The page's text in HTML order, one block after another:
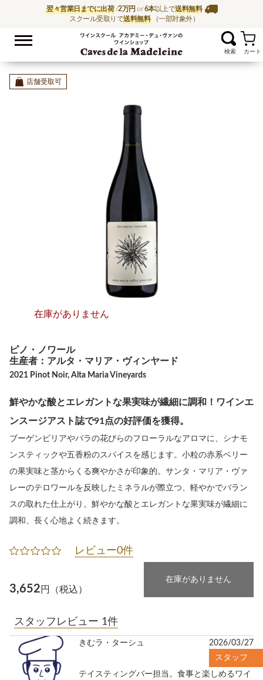
翌々営業日までに出荷/2万円 or6本以上で送料無料
スクール受取りで送料無料 （一部対象外）
ワイン通販ならワイ
お気に入
店舗受取可
在庫がありません
ピノ・ノワール
生産者：アルタ・マリア・ヴィンヤード
2021 Pinot Noir, Alta Maria Vineyards
鮮やかな酸とエレガントな果実味が繊細に調和！ワインエ
ンスージアスト誌で91点の好評価を獲得。
ブーゲンビリアやバラの花びらのフローラルなアロマに、シナモ
ンスティックや五香粉のスパイスを感じます。小粒の赤系ベリー
の果実味と茎からくる爽やかさが印象的。サンタ・マリア・ヴァ
レーのテロワールを反映したミネラルが際立つ、軽やかでバラン
スの取れた仕上がり。鮮やかな酸とエレガントな果実味が繊細に
調和、長く心地よく続きます。
レビュー0件
3,652円（税込）
在庫がありません
スタッフレビュー 1件
きむラ・ターシュ
2026/03/27
スタッフ
テイスティングバー担当。食事と楽しめるワイ